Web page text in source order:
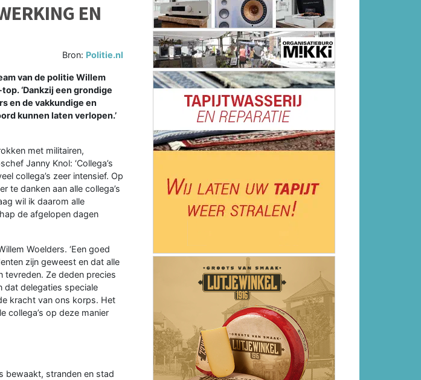
EN
Bron: Politie.nl
van de politie Willem
‘Dankzij een grondige
en de vakkundige en
kunnen laten verlopen.’
met militairen,
Janny Knol: ‘Collega’s
collega’s zeer intensief. Op
te danken aan alle collega’s
wil ik daarom alle
de afgelopen dagen
Woelders. ‘Een goed
zijn geweest en dat alle
tevreden. Ze deden precies
dat delegaties speciale
kracht van ons korps. Het
collega’s op deze manier
bewaakt, stranden en stad